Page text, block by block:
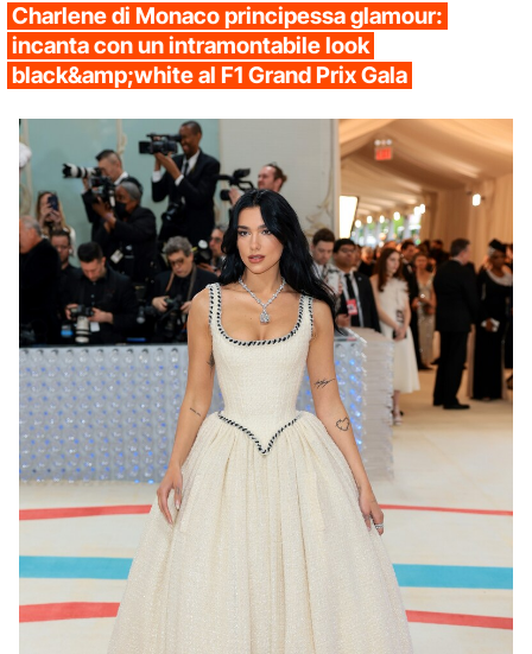
Charlene di Monaco principessa glamour:
incanta con un intramontabile look
black&amp;white al F1 Grand Prix Gala